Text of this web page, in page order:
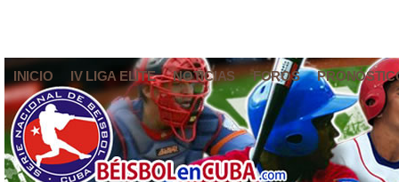
INICIO IV LIGA ELITE NOTICIAS FOROS